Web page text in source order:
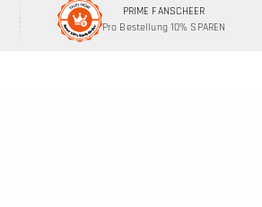
PRIME FANSCHEER
Pro Bestellung 10% SPAREN